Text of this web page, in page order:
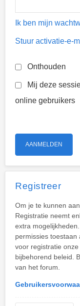
Ik ben mijn
Stuur activatie-e-
Onthouden
Mij deze
online gebruikers
Registreer
Om je te kunnen
Registratie neemt
extra
permissies
voor registratie
bijbehorend beleid.
van het forum.